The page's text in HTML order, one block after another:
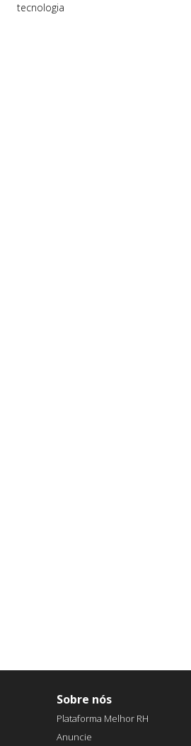
tecnologia
Sobre nós
Plataforma Melhor RH
Anuncie